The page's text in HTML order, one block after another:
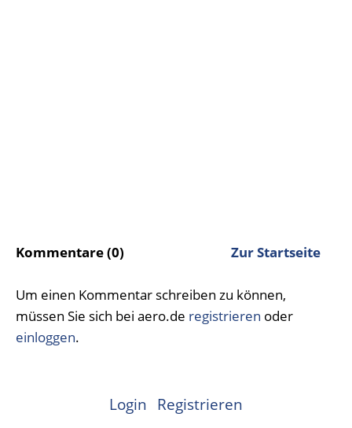
Kommentare (0) Zur Startseite
Um einen Kommentar schreiben zu können,
müssen Sie sich bei aero.de registrieren oder
einloggen.
Login Registrieren